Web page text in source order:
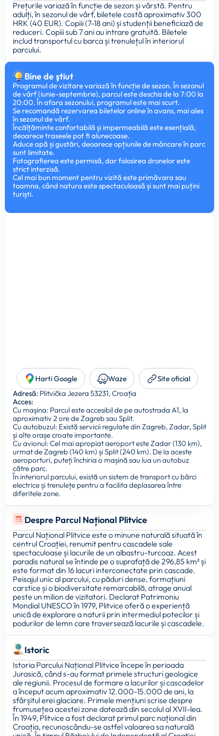
Despre Parcul Național Plitvice
Parcul Național Plitvice este o minune naturală situată în
centrul Croației, renumit pentru cascadele sale
spectaculoase și lacurile de un albastru-turcoaz. Acest
paradis natural se întinde pe o suprafață de 296,85 km² și
este format din 16 lacuri interconectate prin cascade.
Peisajul unic al parcului, cu păduri dense, formațiuni
carstice și o biodiversitate remarcabilă, atrage anual
peste un milion de vizitatori. Declarat Patrimoniu
Mondial UNESCO în 1979, Plitvice oferă o experiență
unică de explorare a naturii prin intermediul potecilor și
podurilor de lemn care traversează lacurile și cascadele.
Istoric
Istoria Parcului Național Plitvice începe în perioada
Jurasică, când s-au format primele structuri geologice
ale regiunii. Procesul de formare a lacurilor și cascadelor
a început acum aproximativ 12.000-15.000 de ani, la
sfârșitul erei glaciare. Primele mențiuni scrise despre
frumusețea acestei zone datează din secolul al XVII-lea.
În 1949, Plitvice a fost declarat primul parc național din
Croația, recunoscându-se astfel valoarea sa naturală
Prețurile variază în funcție de sezon și vârstă. Pentru
adulți, în sezonul de vârf, biletele costă aproximativ 300
HRK (40 EUR). Copiii (7-18 ani) și studenții beneficiază de
reduceri. Copiii sub 7 ani au intrare gratuită. Biletele
includ transportul cu barca și trenulețul în interiorul
parcului.
Bine de ştiut
Programul de vizitare variază în funcție de sezon. În sezonul
de vârf (iunie-septembrie), parcul este deschis de la 7:00 la
20:00. În afara sezonului, programul este mai scurt.
Se recomandă rezervarea biletelor online în avans, mai ales
în sezonul de vârf.
Încălțăminte confortabilă și impermeabilă este esențială,
deoarece traseele pot fi alunecoase.
Aduce apă și gustări, deoarece opțiunile de mâncare în parc
sunt limitate.
Fotografierea este permisă, dar folosirea dronelor este
strict interzisă.
Cel mai bun moment pentru vizită este primăvara sau
toamna, când natura este spectaculoasă și sunt mai puțini
turiști.
Harti Google Waze
Site oficial
Adresă: Plitvička Jezera 53231, Croația
Acces:
Cu mașina: Parcul este accesibil de pe autostrada A1, la
aproximativ 2 ore de Zagreb sau Split.
Cu autobuzul: Există servicii regulate din Zagreb, Zadar, Split
și alte orașe croate importante.
Cu avionul: Cel mai apropiat aeroport este Zadar (130 km),
urmat de Zagreb (140 km) și Split (240 km). De la aceste
aeroporturi, puteți închiria o mașină sau lua un autobuz
către parc.
În interiorul parcului, există un sistem de transport cu bărci
electrice și trenulețe pentru a facilita deplasarea între
diferitele zone.